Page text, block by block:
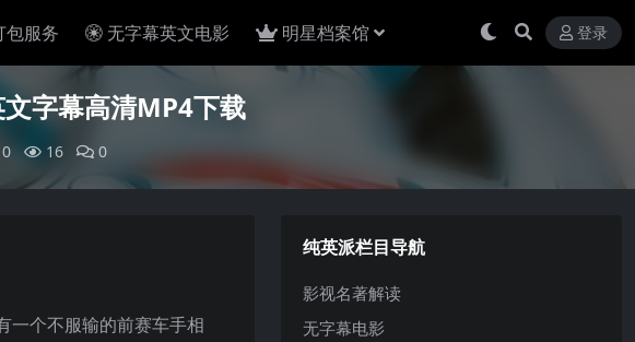
包服务 无字幕英文电影 明星档案馆 登录
字幕高清MP4下载
0 16 0
一个不服输的前赛车手相
纯英派栏目导航
影视名著解读
无字幕电影